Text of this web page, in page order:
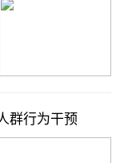
群行为干预